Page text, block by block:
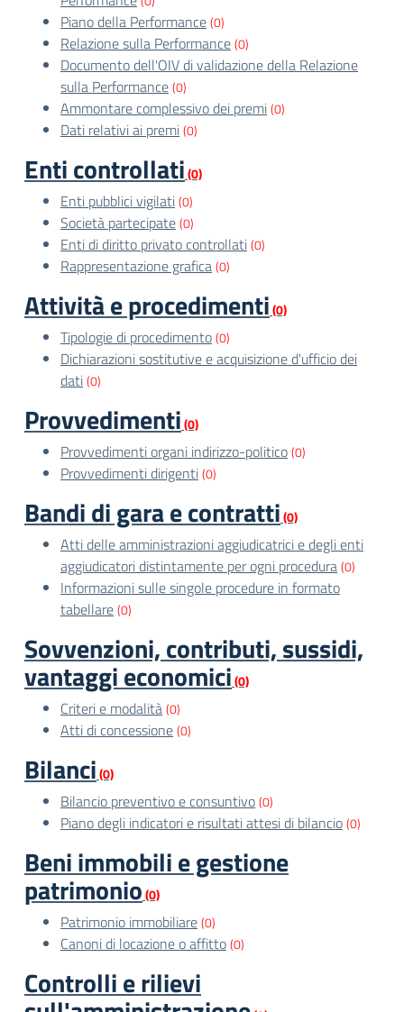
Piano della Performance(0)
Relazione sulla Performance(0)
Documento dell'OIV di validazione della Relazione
sulla Performance(0)
Ammontare complessivo dei premi(0)
Dati relativi ai premi(0)
Enti controllati(0)
Enti pubblici vigilati(0)
Società partecipate(0)
Enti di diritto privato controllati(0)
Rappresentazione grafica(0)
Attività e procedimenti(0)
Tipologie di procedimento(0)
Dichiarazioni sostitutive e acquisizione d'ufficio dei
dati(0)
Provvedimenti(0)
Provvedimenti organi indirizzo-politico(0)
Provvedimenti dirigenti(0)
Bandi di gara e contratti(0)
Atti delle amministrazioni aggiudicatrici e degli enti
aggiudicatori distintamente per ogni procedura(0)
Informazioni sulle singole procedure in formato
tabellare(0)
Sovvenzioni, contributi, sussidi,
vantaggi economici(0)
Criteri e modalità(0)
Atti di concessione(0)
Bilanci(0)
Bilancio preventivo e consuntivo(0)
Piano degli indicatori e risultati attesi di bilancio(0)
Beni immobili e gestione
patrimonio(0)
Patrimonio immobiliare(0)
Canoni di locazione o affitto(0)
Controlli e rilievi